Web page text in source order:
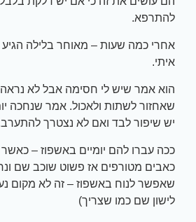
להתרפא.
אחרי כמה שעות – מאוחר בלילה
איתי.
הוא אמר שיש לי חסימה אבל לא
שאחזור לשתות ולאכול. אמר שנחכה
יש שיפור לבד ואם לא נצטרך
ככה עברו להם יומיים באשפוז –
כאבים מטורפים אז פשוט שוכב שם
שאפשר לנוח באשפוז – זה לא מקום
לישון שם כמו שצריך)